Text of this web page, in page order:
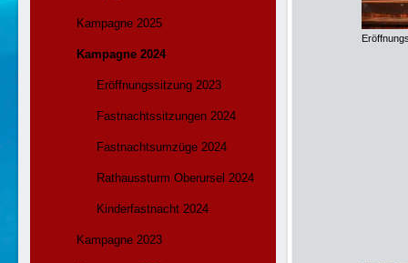
Kampagne 2025
Kampagne 2024
Eröffnungssitzung 2023
Fastnachtssitzungen 2024
Fastnachtsumzüge 2024
Rathaussturm Oberursel 2024
Kinderfastnacht 2024
Kampagne 2023